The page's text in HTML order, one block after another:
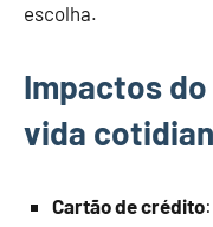
escolha.
Impactos
vida
Cartão de crédito